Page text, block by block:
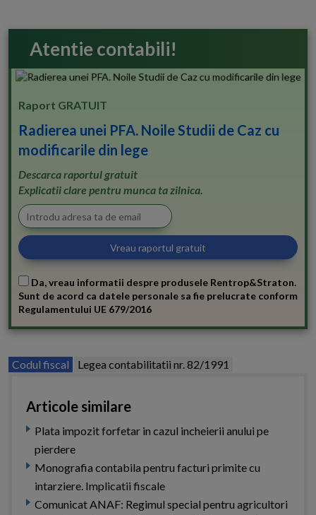
Atentie contabili!
Raport GRATUIT
Radierea unei PFA. Noile Studii de Caz cu
modificarile din lege
Descarca raportul gratuit
Explicatii clare pentru munca ta zilnica.
Da, vreau informatii despre produsele Rentrop&Straton.
Sunt de acord ca datele personale sa fie prelucrate conform
Regulamentului UE 679/2016
Codul fiscal Legea contabilitatii nr. 82/1991
Articole similare
Plata impozit forfetar in cazul incheierii anului pe
pierdere
Monografia contabila pentru facturi primite cu
intarziere. Implicatii fiscale
Comunicat ANAF: Regimul special pentru agricultori